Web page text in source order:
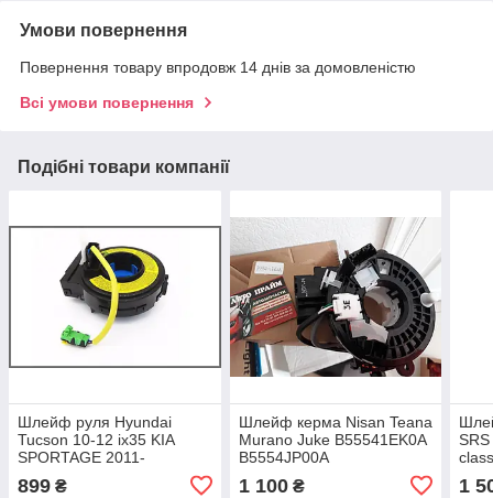
Умови повернення
Повернення товару впродовж 14 днів за домовленістю
Всі умови повернення
Подібні товари компанії
Шлейф руля Hyundai
Tucson 10-12 ix35 KIA
SPORTAGE 2011-
899 ₴
Шлейф керма Nisan Teana
Murano Juke B55541EK0A
B5554JP00A
1 100₴ 1